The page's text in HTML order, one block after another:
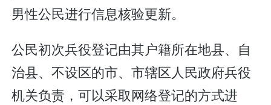
男性公民进行信息核验更新。
公民初次兵役登记由其户籍所在地县、自
治县、不设区的市、市辖区人民政府兵役
机关负责，可以采取网络登记的方式进